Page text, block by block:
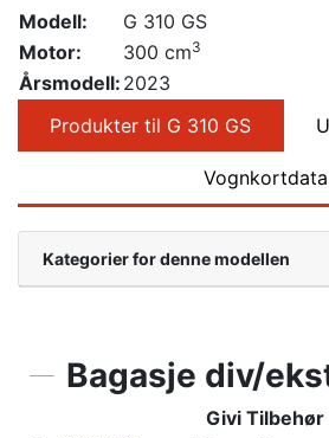
Modell:
G 310 GS
Motor:
300 cm3
Årsmodell: 2023
Produkter til G 310 GS
Vognkortdata
Kategorier for denne modellen
Bagasje div/
Givi Tilbehør